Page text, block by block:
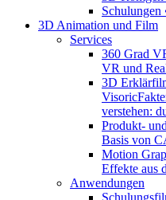
Schulungen
3D Animation und Film
Services
360 Grad
VR und
3D
Visoric
verstehen:
Produkt-
Basis von
Motion
Effekte aus
Anwendungen